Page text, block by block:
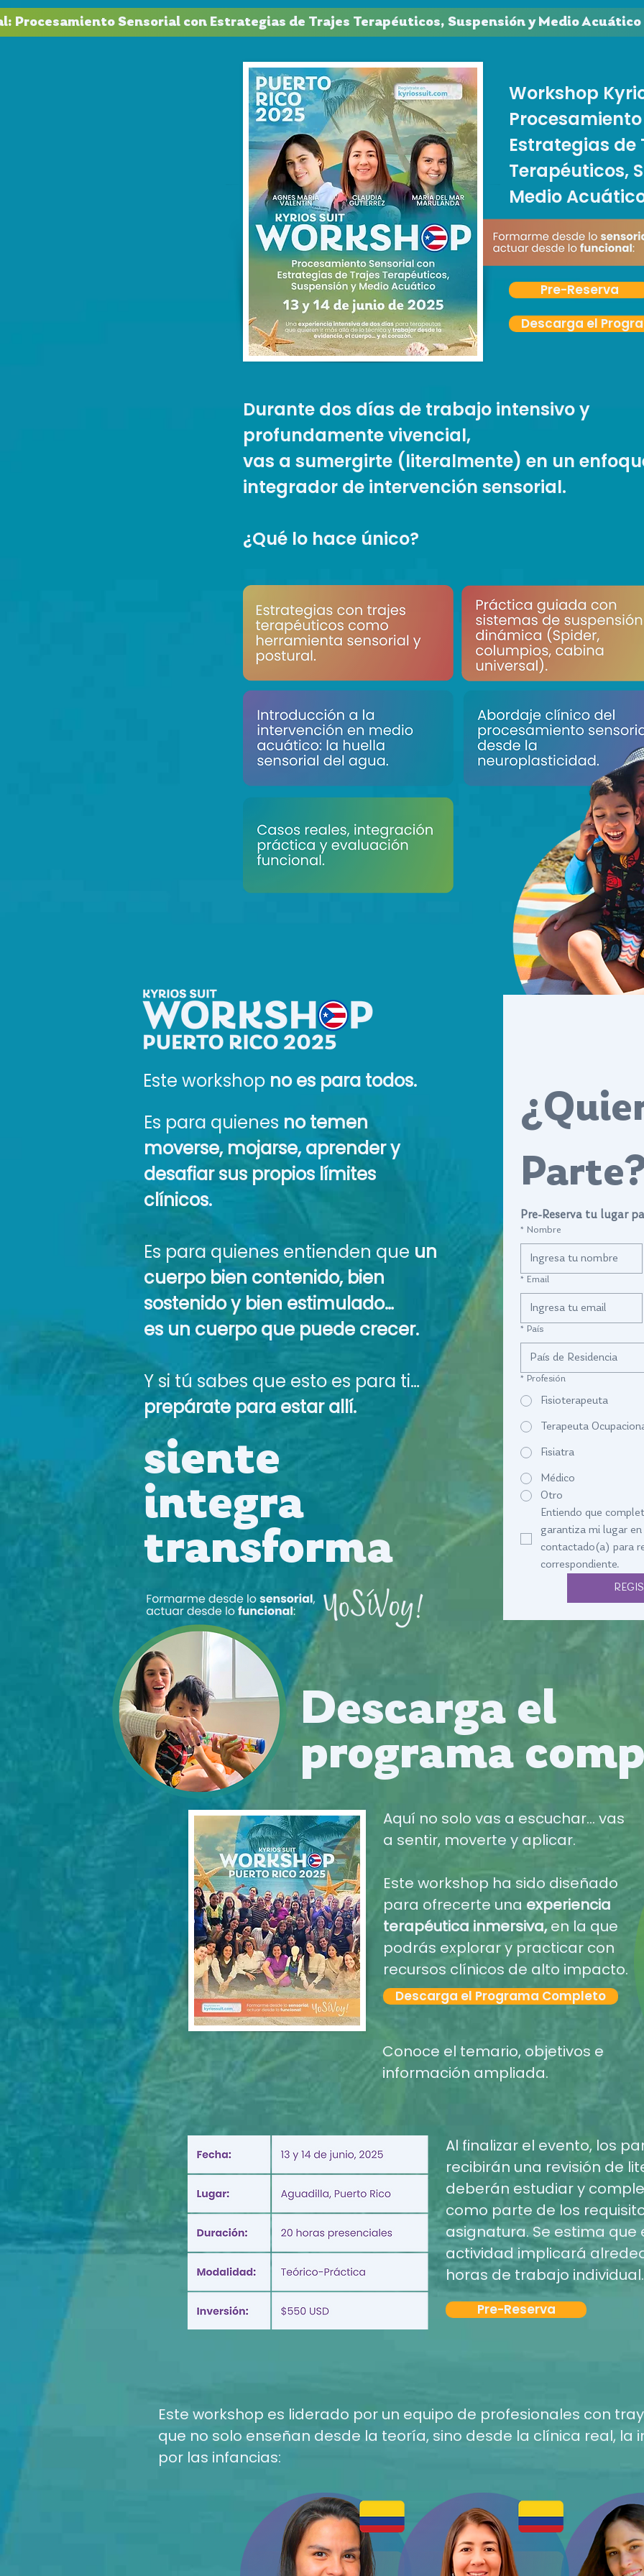
Procesamiento Sensorial con Estrategias de Trajes Terapéuticos, Suspensión y Medio
Workshop
Estrategias de
Terapéuticos,
Medio
Pre-Reserva
Descarga el
Durante dos días de trabajo intensivo y
profundamente vivencial,
vas a sumergirte (literalmente) en un
integrador de intervención sensorial.
¿Qué lo hace único?
Este workshop no es para todos.
Es para quienes no temen
moverse, mojarse, aprender y
desafiar sus propios límites
clínicos.
Es para quienes entienden que un
cuerpo bien contenido, bien
sostenido y bien estimulado…
es un cuerpo que puede crecer.
Y si tú sabes que esto es para ti…
prepárate para estar allí.
siente
integra
transforma
Pre-Reserva tu lugar
* Nombre
* Email
* País
País de Residencia
* Profesión
Fisioterapeuta
Terapeuta
Fisiatra
Médico
Otro
Entiendo que
garantiza mi lugar
contactado(a) para
correspondiente.
Descarga el
programa
Aquí no solo vas a escuchar... vas
a sentir, moverte y aplicar.
Este workshop ha sido diseñado
para ofrecerte una experiencia
terapéutica inmersiva,en la que
podrás explorar y practicar con
recursos clínicos de alto impacto.
Descarga el Programa Completo
Conoce el temario, objetivos e
información ampliada.
Al finalizar el evento, los
recibirán una revisión de
deberán estudiar y
como parte de los
asignatura. Se estima que
actividad implicará
horas de trabajo individual.
Pre-Reserva
Este workshop es liderado por un equipo de profesionales con
que no solo enseñan desde la teoría, sino desde la clínica real, la
por las infancias: